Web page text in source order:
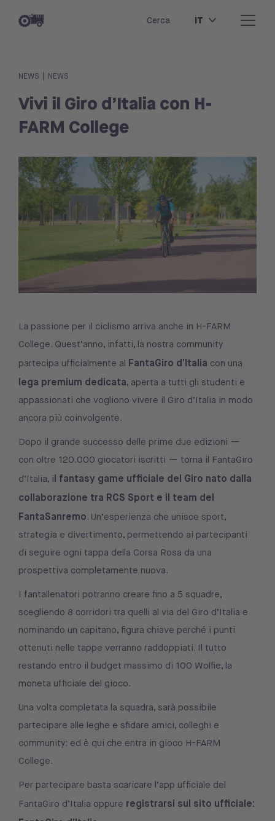
Cerca IT
NEWS NEWS
Vivi il Giro d’Italia con H-
FARM College
La passione per il ciclismo arriva anche in H-FARM
College. Quest’anno, infatti, la nostra community
partecipa ufficialmente al FantaGiro d’Italia con una
lega premium dedicata, aperta a tutti gli studenti e
appassionati che vogliono vivere il Giro d’Italia in modo
ancora più coinvolgente.
Dopo il grande successo delle prime due edizioni —
con oltre 120.000 giocatori iscritti — torna il FantaGiro
d’Italia, il fantasy game ufficiale del Giro nato dalla
collaborazione tra RCS Sport e il team del
FantaSanremo. Un’esperienza che unisce sport,
strategia e divertimento, permettendo ai partecipanti
di seguire ogni tappa della Corsa Rosa da una
prospettiva completamente nuova.
I fantallenatori potranno creare fino a 5 squadre,
scegliendo 8 corridori tra quelli al via del Giro d’Italia e
nominando un capitano, figura chiave perché i punti
ottenuti nelle tappe verranno raddoppiati. Il tutto
restando entro il budget massimo di 100 Wolfie, la
moneta ufficiale del gioco.
Una volta completata la squadra, sarà possibile
partecipare alle leghe e sfidare amici, colleghi e
community: ed è qui che entra in gioco H-FARM
College.
Per partecipare basta scaricare l’app ufficiale del
FantaGiro d’Italia oppure registrarsi sul sito ufficiale: